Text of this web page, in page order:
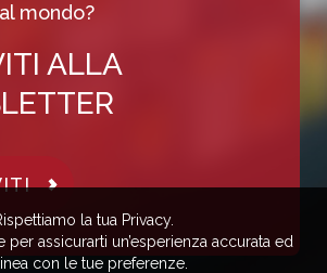
mondo?
ALLA
la tua Privacy.
assicurarti un’esperienza accurata ed
con le tue preferenze.